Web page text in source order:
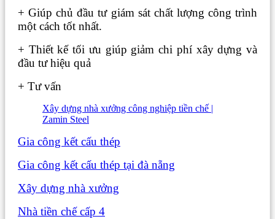
+ Giúp chủ đầu tư giám sát chất lượng công trình
một cách tốt nhất.
+ Thiết kế tối ưu giúp giảm chi phí xây dựng và
đầu tư hiệu quả
+ Tư vấn
Xây dựng nhà xưởng công nghiệp tiền chế |
Zamin Steel
Gia công kết cấu thép
Gia công kết cấu thép tại đà nẵng
Xây dựng nhà xưởng
Nhà tiền chế cấp 4